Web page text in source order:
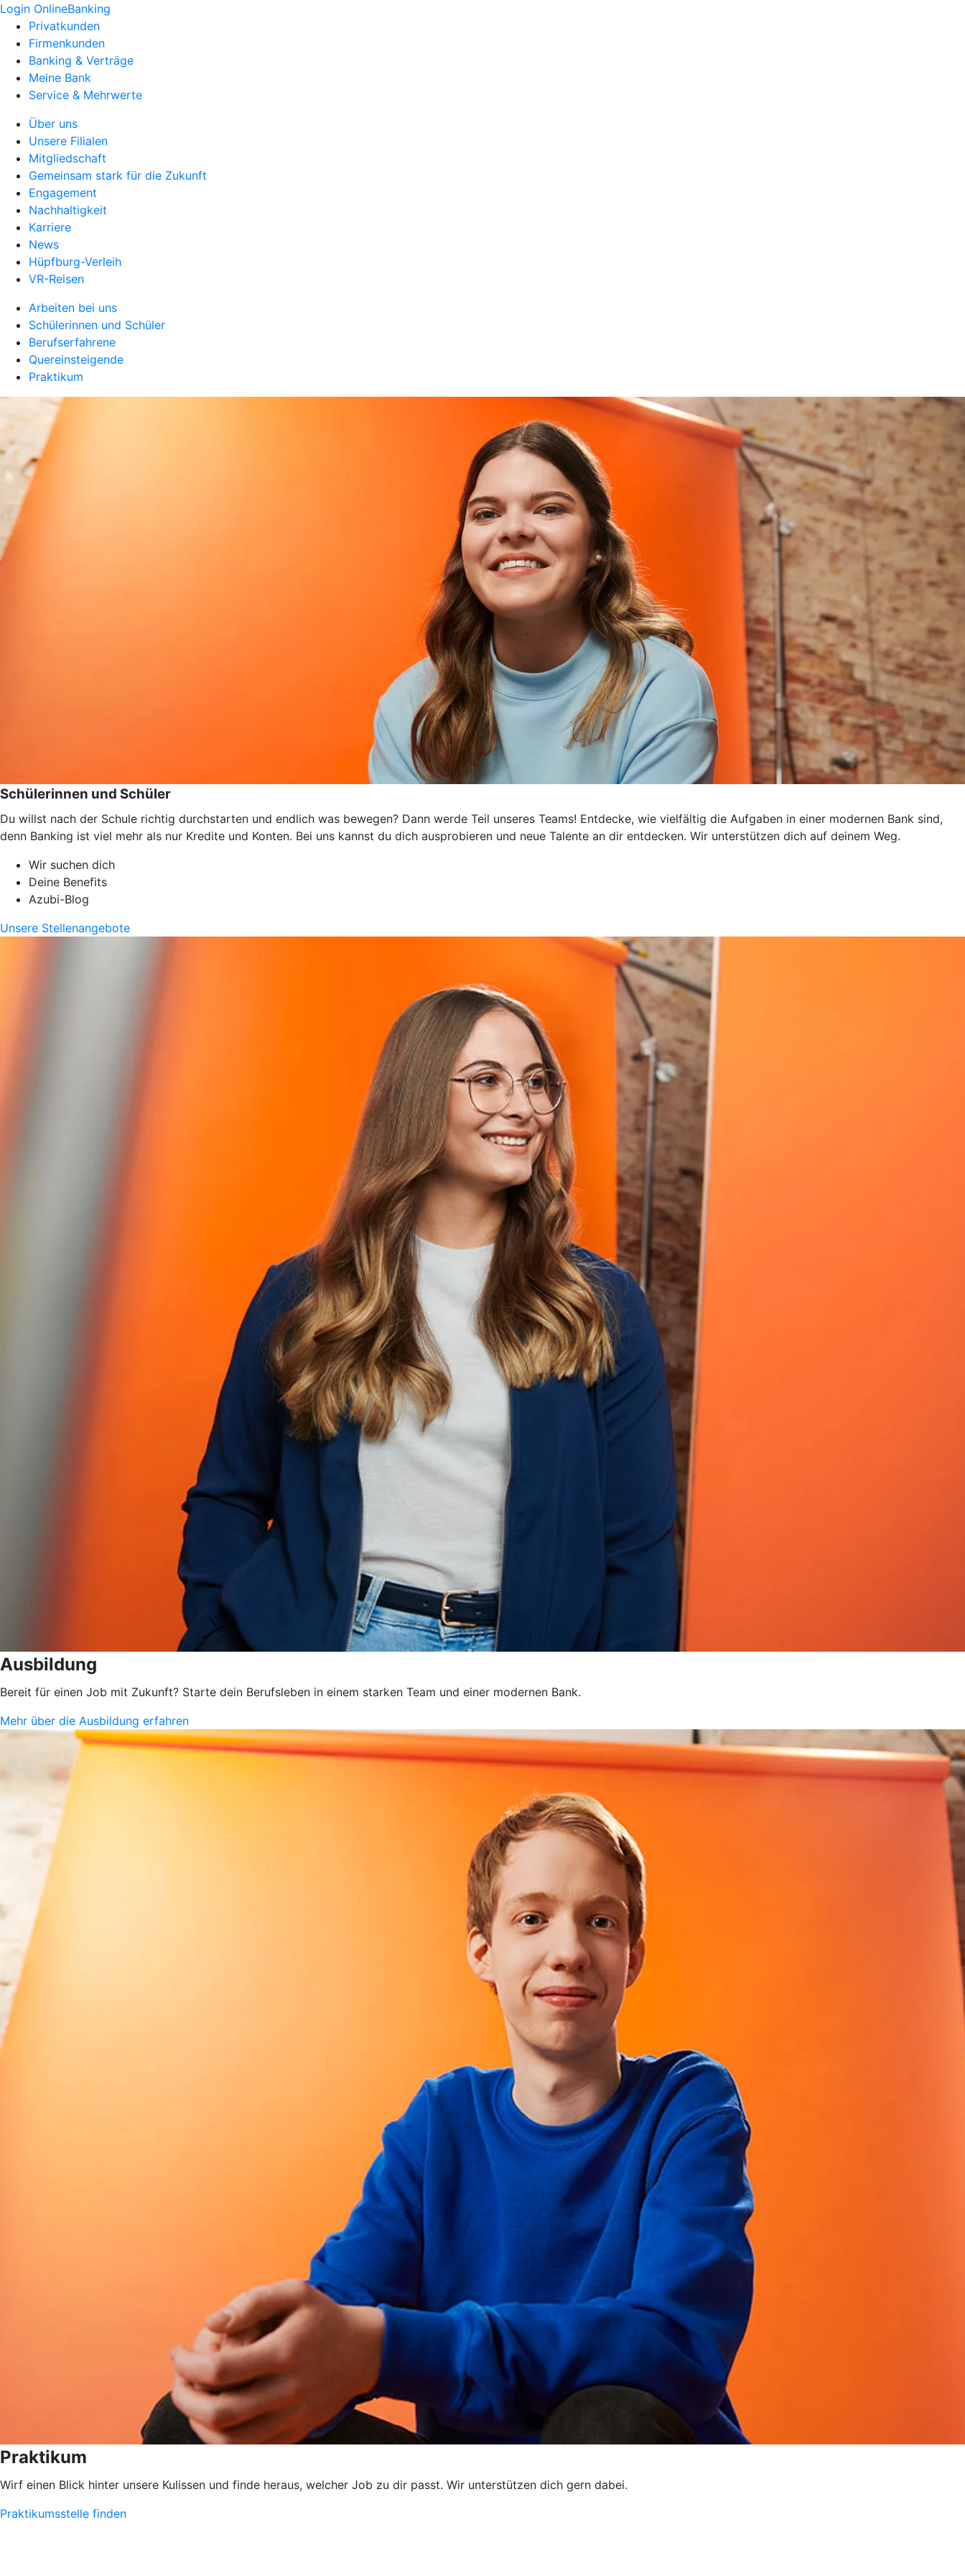
Login OnlineBanking
Privatkunden
Firmenkunden
Banking & Verträge
Meine Bank
Service & Mehrwerte
Über uns
Unsere Filialen
Mitgliedschaft
Gemeinsam stark für die Zukunft
Engagement
Nachhaltigkeit
Karriere
News
Hüpfburg-Verleih
VR-Reisen
Arbeiten bei uns
Schülerinnen und Schüler
Berufserfahrene
Quereinsteigende
Praktikum
Schülerinnen und Schüler
Du willst nach der Schule richtig durchstarten und endlich was bewegen? Dann werde Teil unseres Teams! Entdecke, wie vielfältig die Aufgaben in einer modernen Bank sind,
denn Banking ist viel mehr als nur Kredite und Konten. Bei uns kannst du dich ausprobieren und neue Talente an dir entdecken. Wir unterstützen dich auf deinem Weg.
Wir suchen dich
Deine Benefits
Azubi-Blog
Unsere Stellenangebote
Ausbildung
Bereit für einen Job mit Zukunft? Starte dein Berufsleben in einem starken Team und einer modernen Bank.
Mehr über die Ausbildung erfahren
Praktikum
Wirf einen Blick hinter unsere Kulissen und finde heraus, welcher Job zu dir passt. Wir unterstützen dich gern dabei.
Praktikumsstelle finden